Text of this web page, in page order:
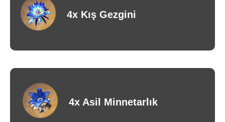
4x Kış Gezgini
4x Asil Minnetarlık